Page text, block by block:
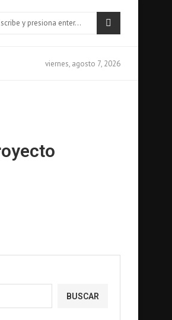
viernes, agosto 7, 2026
BUSCAR